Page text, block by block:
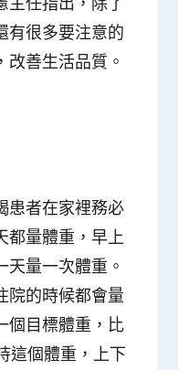
有很多要注意的
善生活品質。
患者在家裡務必
都量體重，早上
量一次體重。
院的時候都會量
個目標體重，比
這個體重，上下